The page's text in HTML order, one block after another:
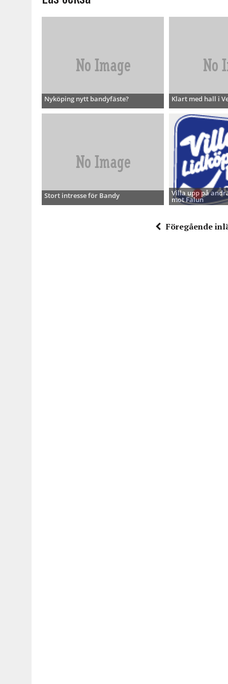
Nyköping nytt bandyfäste? Klart med hall i
Stort intresse för Bandy Villa upp på
mot Falun
Föregående